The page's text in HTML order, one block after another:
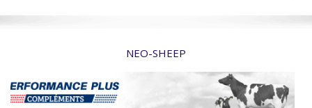
NEO-SHEEP